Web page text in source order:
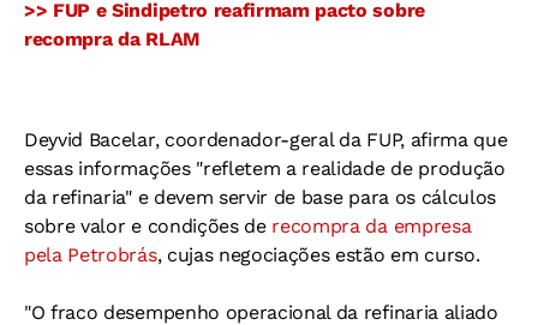
>> FUP e Sindipetro reafirmam pacto sobre
recompra da RLAM
Deyvid Bacelar, coordenador-geral da FUP, afirma que
essas informações "refletem a realidade de produção
da refinaria" e devem servir de base para os cálculos
sobre valor e condições de recompra da empresa
pela Petrobrás, cujas negociações estão em curso.
"O fraco desempenho operacional da refinaria aliado